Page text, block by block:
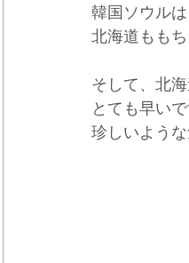
韓国ソウルは
北海道ももち
そして、北
とても早い
珍しいような